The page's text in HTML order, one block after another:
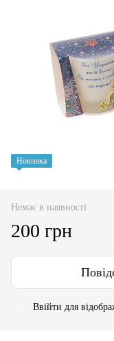
Новинка
Немає в наявності
200 грн
Ввійти для